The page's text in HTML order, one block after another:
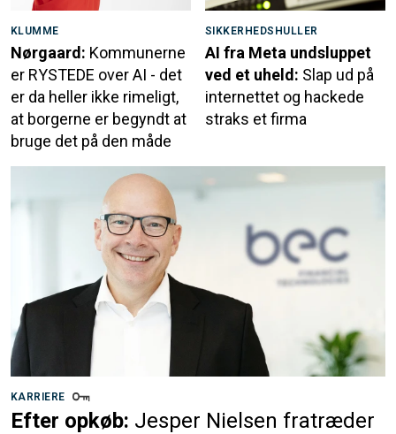
KLUMME
Nørgaard: Kommunerne
er RYSTEDE over AI - det
er da heller ikke rimeligt,
at borgerne er begyndt at
bruge det på den måde
SIKKERHEDSHULLER
AI fra Meta undsluppet
ved et uheld: Slap ud på
internettet og hackede
straks et firma
KARRIERE
Efter opkøb: Jesper Nielsen fratræder